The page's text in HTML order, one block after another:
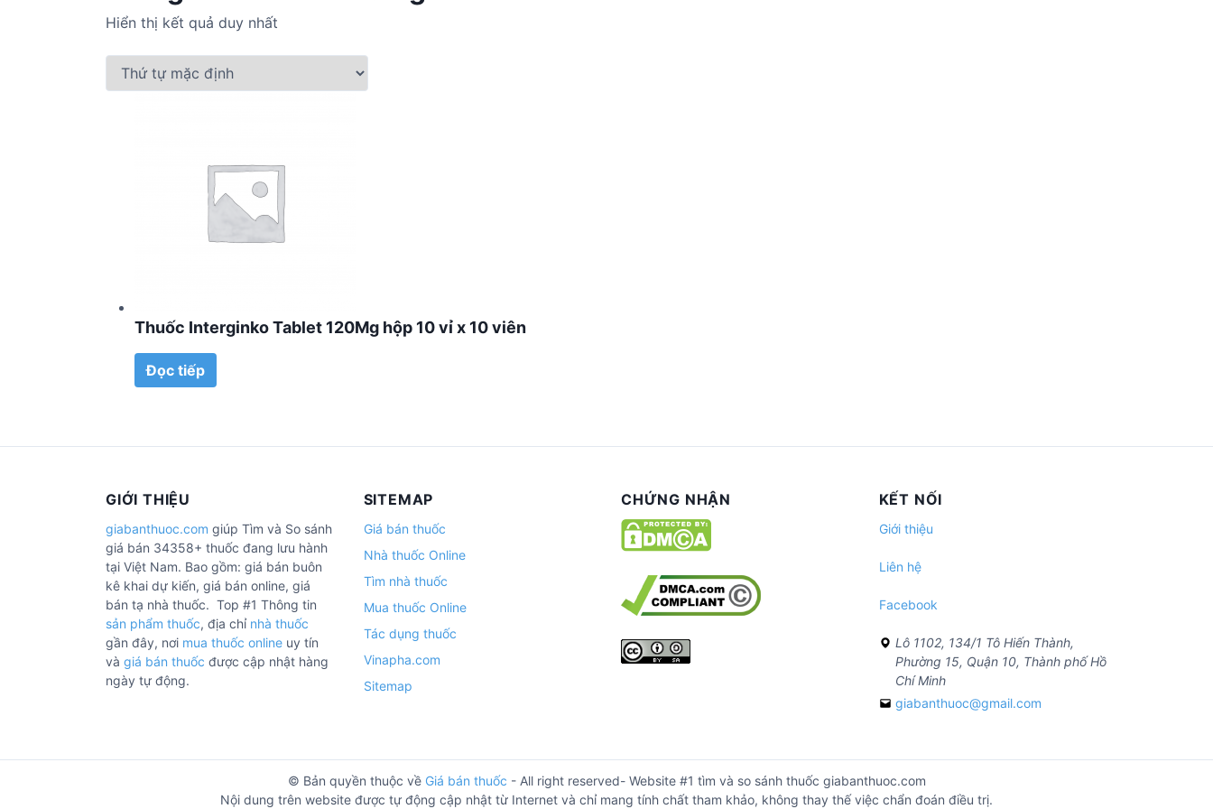
Hiển thị kết quả duy nhất
Thuốc Interginko Tablet 120Mg hộp 10 vỉ x 10 viên
Đọc tiếp
GIỚI THIỆU
giabanthuoc.com giúp Tìm và So sánh
giá bán 34358+ thuốc đang lưu hành
tại Việt Nam. Bao gồm: giá bán buôn
kê khai dự kiến, giá bán online, giá
bán tạ nhà thuốc. Top #1 Thông tin
sản phẩm thuốc, địa chỉ nhà thuốc
gần đây, nơi mua thuốc online uy tín
và giá bán thuốc được cập nhật hàng
ngày tự động.
SITEMAP
Giá bán thuốc
Nhà thuốc Online
Tìm nhà thuốc
Mua thuốc Online
Tác dụng thuốc
Vinapha.com
Sitemap
CHỨNG NHẬN KẾT NỐI
Giới thiệu
Liên hệ
Facebook
Lô 1102, 134/1 Tô Hiến Thành,
Phường 15, Quận 10, Thành phố Hồ
Chí Minh
giabanthuoc@gmail.com
© Bản quyền thuộc về Giá bán thuốc - All right reserved- Website #1 tìm và so sánh thuốc giabanthuoc.com
Nội dung trên website được tự động cập nhật từ Internet và chỉ mang tính chất tham khảo, không thay thế việc chẩn đoán điều trị.